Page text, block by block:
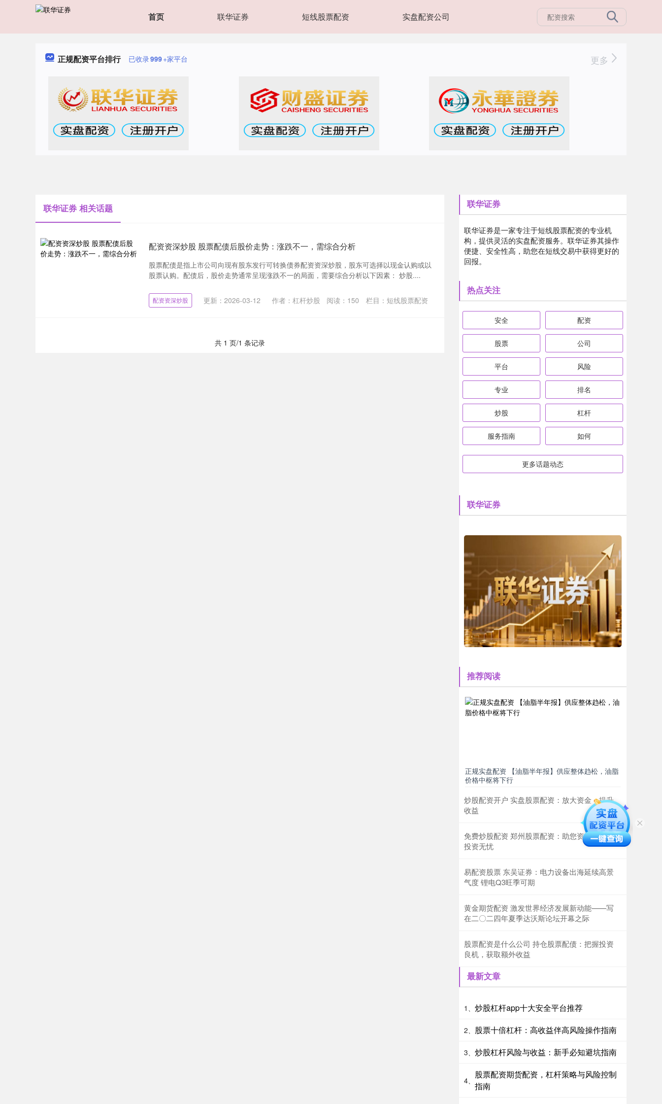
首页 联华证券 短线股票配资 实盘配资公司
正规配资平台排行 已收录999+家平台 更多
联华证券 相关话题
配资资深炒股 股票配债后股价走势：涨跌不一，需综合分析
股票配债是指上市公司向现有股东发行可转换债券配资资深炒股，股东可选择以现金认购或以
股票认购。配债后，股价走势通常呈现涨跌不一的局面，需要综合分析以下因素： 炒股....
配资资深炒股 更新：2026-03-12 作者：杠杆炒股 阅读： 150 栏目： 短线股票配资
共 1 页/1 条记录
联华证券
联华证券是一家专注于短线股票配资的专业机
构，提供灵活的实盘配资服务。联华证券其操作
便捷、安全性高，助您在短线交易中获得更好的
回报。
热点关注
安全 配资
股票 公司
平台 风险
专业 排名
炒股 杠杆
服务指南 如何
更多话题动态
联华证券
推荐阅读
正规实盘配资 【油脂半年报】供应整体趋松，油脂
价格中枢将下行
炒股配资开户 实盘股票配资：放大资金，提升
收益
免费炒股配资 郑州股票配资：助您资金倍增，
投资无忧
易配资股票 东吴证券：电力设备出海延续高景
气度 锂电Q3旺季可期
黄金期货配资 激发世界经济发展新动能——写
在二〇二四年夏季达沃斯论坛开幕之际
股票配资是什么公司 持仓股票配债：把握投资
良机，获取额外收益
最新文章
1、 炒股杠杆app十大安全平台推荐
2、 股票十倍杠杆：高收益伴高风险操作指南
3、 炒股杠杆风险与收益：新手必知避坑指南
4、
股票配资期货配资，杠杆策略与风险控制
指南